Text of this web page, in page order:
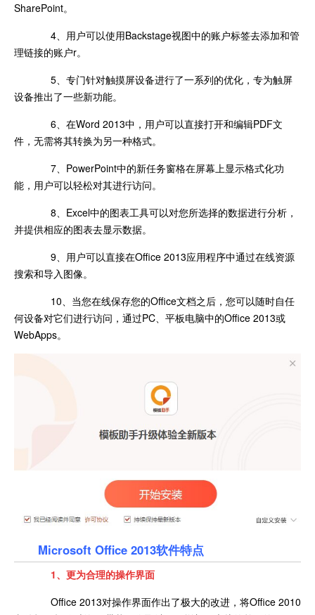
SharePoint。
4、用户可以使用Backstage视图中的账户标签去添加和管
理链接的账户r。
5、专门针对触摸屏设备进行了一系列的优化，专为触屏
设备推出了一些新功能。
6、在Word 2013中，用户可以直接打开和编辑PDF文
件，无需将其转换为另一种格式。
7、PowerPoint中的新任务窗格在屏幕上显示格式化功
能，用户可以轻松对其进行访问。
8、Excel中的图表工具可以对您所选择的数据进行分析，
并提供相应的图表去显示数据。
9、用户可以直接在Office 2013应用程序中通过在线资源
搜索和导入图像。
10、当您在线保存您的Office文档之后，您可以随时自任
何设备对它们进行访问，通过PC、平板电脑中的Office 2013或
WebApps。
Microsoft Office 2013软件特点
1、更为合理的操作界面
Office 2013对操作界面作出了极大的改进，将Office 2010